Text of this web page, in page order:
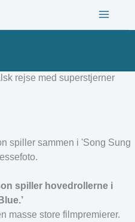
rejse med superstjerner
spiller sammen i 'Song Sung
spiller hovedrollerne i
masse store filmpremierer.